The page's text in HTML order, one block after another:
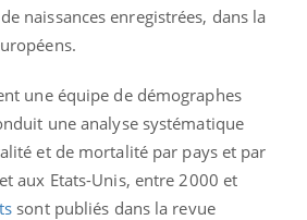
naissances enregistrées, dans la
une équipe de démographes
une analyse systématique
et de mortalité par pays et par
aux Etats-Unis, entre 2000 et
sont publiés dans la revue